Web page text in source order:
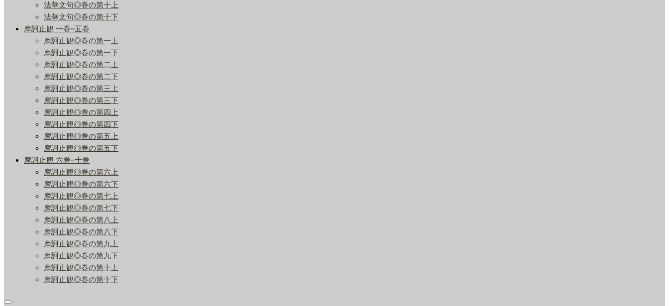
法華文句◎巻の第十上
法華文句◎巻の第十下
摩訶止観 一巻~五巻
摩訶止観◎巻の第一上
摩訶止観◎巻の第一下
摩訶止観◎巻の第二上
摩訶止観◎巻の第二下
摩訶止観◎巻の第三上
摩訶止観◎巻の第三下
摩訶止観◎巻の第四上
摩訶止観◎巻の第四下
摩訶止観◎巻の第五上
摩訶止観◎巻の第五下
摩訶止観 六巻~十巻
摩訶止観◎巻の第六上
摩訶止観◎巻の第六下
摩訶止観◎巻の第七上
摩訶止観◎巻の第七下
摩訶止観◎巻の第八上
摩訶止観◎巻の第八下
摩訶止観◎巻の第九上
摩訶止観◎巻の第九下
摩訶止観◎巻の第十上
摩訶止観◎巻の第十下